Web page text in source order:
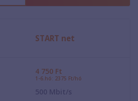
START net
4 750 Ft
1-6.hó: 2375 Ft/hó
500 Mbit/s